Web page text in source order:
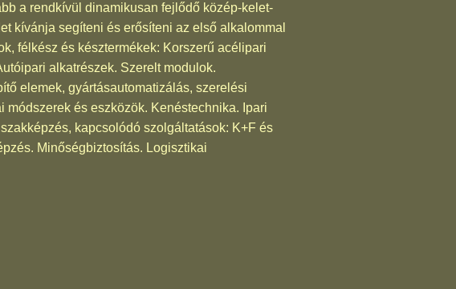
a rendkívül dinamikusan fejlődő közép-kelet-
kívánja segíteni és erősíteni az első alkalommal
félkész és késztermékek: Korszerű acélipari
alkatrészek. Szerelt modulok.
elemek, gyártásautomatizálás, szerelési
és eszközök. Kenéstechnika. Ipari
kapcsolódó szolgáltatások: K+F és
Minőségbiztosítás. Logisztikai